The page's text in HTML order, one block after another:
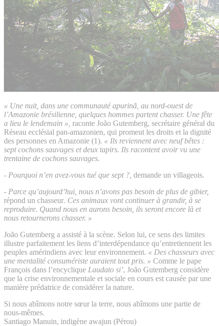
« Une nuit, dans une communauté apurinã, au nord-ouest de
l’Amazonie brésilienne, quelques hommes partent chasser. Une fête
a lieu le lendemain », raconte João Gutemberg, secrétaire général du
Réseau ecclésial pan-amazonien, qui promeut les droits et la dignité
des personnes en Amazonie (1). « Ils reviennent avec neuf bêtes :
sept cochons sauvages et deux tapirs. Ils racontent avoir vu une
trentaine de cochons sauvages.
- Pourquoi n’en avez-vous tué que sept ?, demande un villageois.
- Parce qu’aujourd’hui, nous n’avons pas besoin de plus de gibier,
répond un chasseur. Ces animaux vont continuer à grandir, à se
reproduire. Quand nous en aurons besoin, ils seront encore là et
nous retournerons chasser. »
João Gutemberg a assisté à la scène. Selon lui, ce sens des limites
illustre parfaitement les liens d’interdépendance qu’entretiennent les
peuples amérindiens avec leur environnement. « Des chasseurs avec
une mentalité consumériste auraient tout pris. » Comme le pape
François dans l’encyclique Laudato si’, João Gutemberg considère
que la crise environnementale et sociale en cours est causée par une
manière prédatrice de considérer la nature.
Si nous abîmons notre sœur la terre, nous abîmons une partie de
nous-mêmes.
Santiago Manuin, indigène awajun (Pérou)